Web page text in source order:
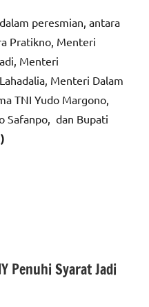
peresmian, antara
Pratikno, Menteri
Menteri
Menteri Dalam
TNI Yudo Margono,
Safanpo, dan Bupati
Penuhi Syarat Jadi